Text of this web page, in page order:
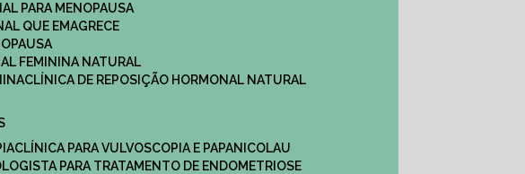
PARA MENOPAUSA
QUE EMAGRECE
FEMININA NATURAL
CLÍNICA DE REPOSIÇÃO HORMONAL NATURAL
CLÍNICA PARA VULVOSCOPIA E PAPANICOLAU
PARA TRATAMENTO DE ENDOMETRIOSE